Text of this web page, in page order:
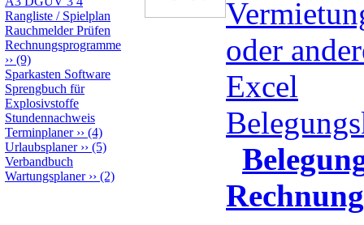
Rangliste / Spielplan
Rauchmelder Prüfen
Rechnungsprogramme
›› (9)
Sparkasten Software
Sprengbuch für
Explosivstoffe
Stundennachweis
Terminplaner›› (4)
Urlaubsplaner›› (5)
Verbandbuch
Wartungsplaner›› (2)
oder
Excel